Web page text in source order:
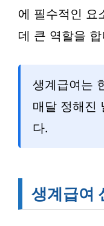
에 필수적인 요
데 큰 역할을 합
생계급여는
매달 정해진
다.
생계급여